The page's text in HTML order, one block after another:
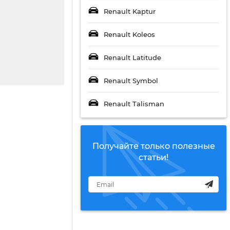
Renault Kaptur
Renault Koleos
Renault Latitude
Renault Symbol
Renault Talisman
Получайте только полезные
статьи!